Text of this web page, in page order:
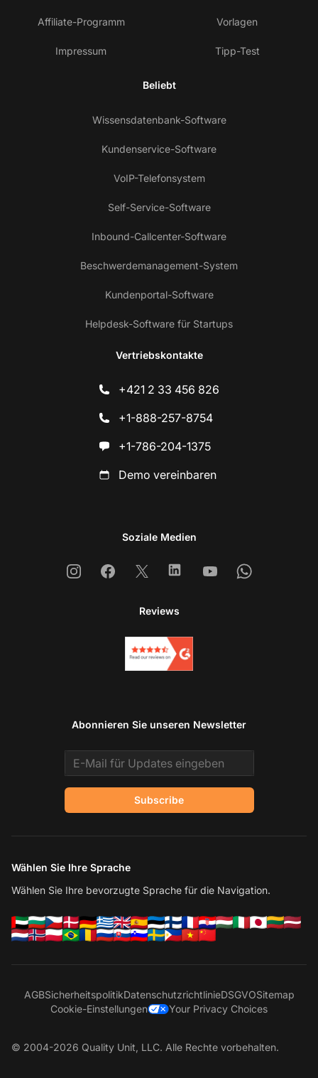
Affiliate-Programm
Impressum
Vorlagen
Tipp-Test
Beliebt
Wissensdatenbank-Software
Kundenservice-Software
VoIP-Telefonsystem
Self-Service-Software
Inbound-Callcenter-Software
Beschwerdemanagement-System
Kundenportal-Software
Helpdesk-Software für Startups
Vertriebskontakte
+421 2 33 456 826
+1-888-257-8754
+1-786-204-1375
Demo vereinbaren
Soziale Medien
InstagramFacebook
X LinkedinYoutubeWhatsapp
Reviews
Abonnieren Sie unseren Newsletter
Email address
Subscribe
Wählen Sie Ihre Sprache
Wählen Sie Ihre bevorzugte Sprache für die Navigation.
AGBSicherheitspolitikDatenschutzrichtlinieDSGVOSitemap
Cookie-Einstellungen
Your Privacy Choices
© 2004-2026 Quality Unit, LLC. Alle Rechte vorbehalten.